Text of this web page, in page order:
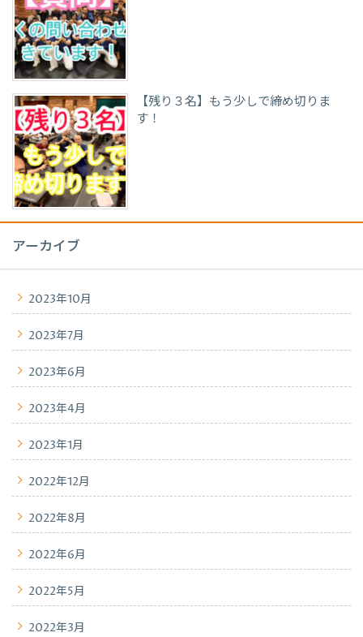
【残り３名】もう少しで締め切りま
す！
アーカイブ
2023年10月
2023年7月
2023年6月
2023年4月
2023年1月
2022年12月
2022年8月
2022年6月
2022年5月
2022年3月